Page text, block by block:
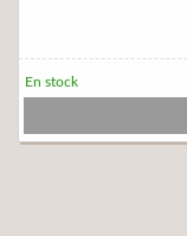
En stock